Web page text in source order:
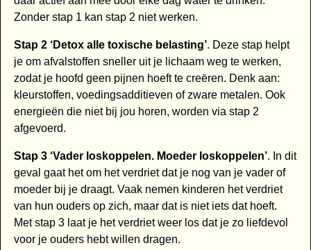
Zonder stap 1 kan stap 2 niet werken.
Stap 2 ‘Detox alle toxische belasting’. Deze stap helpt
je om afvalstoffen sneller uit je lichaam weg te werken,
zodat je hoofd geen pijnen hoeft te creëren. Denk aan:
kleurstoffen, voedingsadditieven of zware metalen. Ook
energieën die niet bij jou horen, worden via stap 2
afgevoerd.
Stap 3 ‘Vader loskoppelen. Moeder loskoppelen’. In dit
geval gaat het om het verdriet dat je nog van je vader of
moeder bij je draagt. Vaak nemen kinderen het verdriet
van hun ouders op zich, maar dat is niet iets dat hoeft.
Met stap 3 laat je het verdriet weer los dat je zo liefdevol
voor je ouders hebt willen dragen.